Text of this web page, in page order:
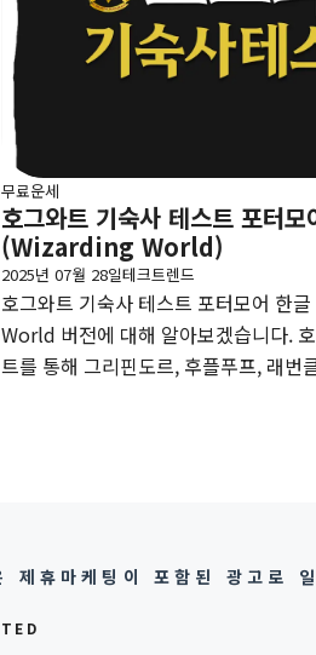
무료운세
호그와트 기숙사 테스트 포터모
(Wizarding World)
2025년 07월 28일테크트렌드
호그와트 기숙사 테스트 포터모어 한
World 버전에 대해 알아보겠습니다.
트를 통해 그리핀도르, 후플푸프, 래번
제휴마케팅이 포함된 광고로